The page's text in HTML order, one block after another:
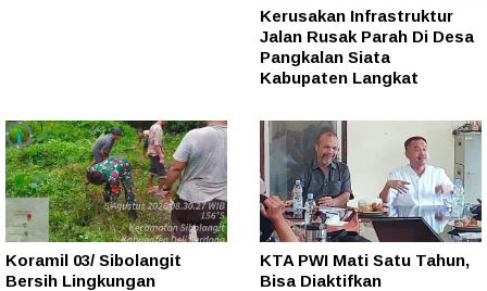
Kerusakan Infrastruktur
Jalan Rusak Parah Di Desa
Pangkalan Siata
Kabupaten Langkat
Koramil 03/ Sibolangit
Bersih Lingkungan
KTA PWI Mati Satu Tahun,
Bisa Diaktifkan